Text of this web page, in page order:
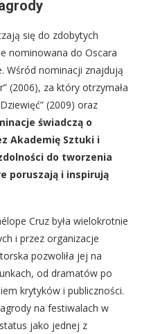
się do zdobytych
nominowana do Oscara
Wśród nominacji znajdują
(2006), za który otrzymała
(2009) oraz
świadczą o
Akademię Sztuki i
do tworzenia
poruszają i inspirują
Cruz była wielokrotnie
i przez organizacje
pozwoliła jej na
od dramatów po
krytyków i publiczności.
na festiwalach w
jako jednej z